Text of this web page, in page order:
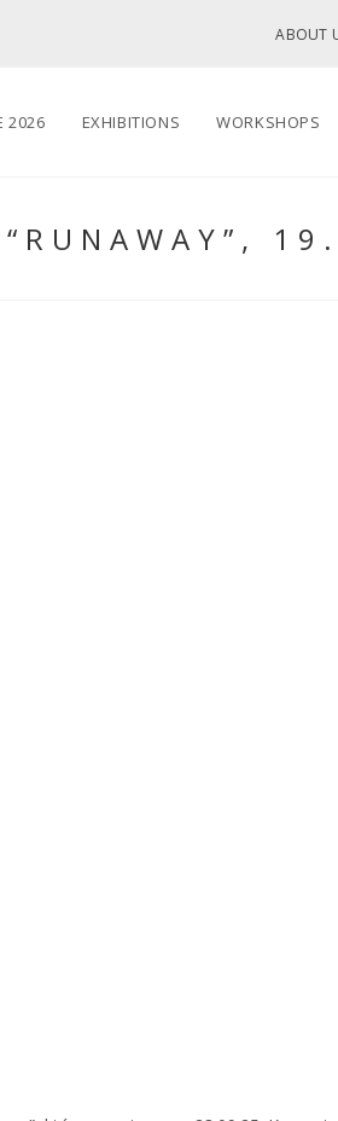
ABOUT
2026 EXHIBITIONS WORKSHOPS
“RUNAWAY”,